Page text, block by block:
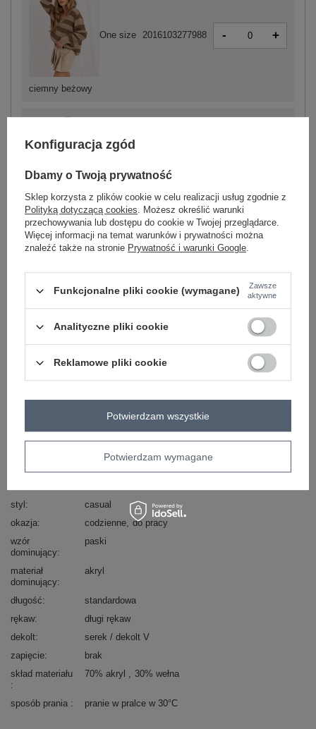
ciemny beżowy
One size 2016103277988 - +
biało-czarny
2016103277957
ZALOGUJ SIĘ I ZOBACZ CENĘ
Masz pytanie? Chętnie pomożemy.
Zadzwoń+48 601 547 740 Zadaj pytanie
Hurt Biało-niebieski sweter oversize w paski RUE
styl
casual
okazja
codzienne do pracy
wzór
dominujący
paski
materiał
dominujący
akryl
długość
standardowa
rękaw
długi rękaw
dekolt
serek / dekolt V
zapięcie
brak
skład materiału
70% akryl 30% wełna
sposób prania pranie w pralce w 30°C
Konfiguracja zgód
Dbamy o Twoją prywatność
Sklep korzysta z plików cookie w celu realizacji usług zgodnie z
Polityką dotyczącą cookies. Możesz określić warunki
przechowywania lub dostępu do cookie w Twojej przeglądarce.
Więcej informacji na temat warunków i prywatności można
znaleźć także na stronie Prywatność i warunki Google.
Funkcjonalne pliki cookie (wymagane)
Zawsze
aktywne
Analityczne pliki cookie
Reklamowe pliki cookie
Potwierdzam wymagane
Potwierdzam wszystkie